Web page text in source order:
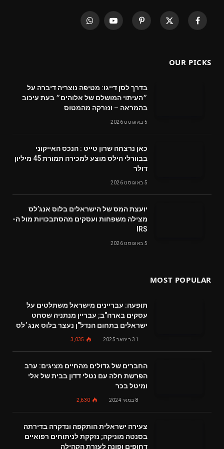
Facebook
X
Pinterest
YouTube
WhatsApp
OUR PICKS
בדרך לסן דייגו: מטיפה נוצריה דיברה על
״העיתוי המושלם של אלוהים״ בעת עיכוב
בהמראה – ונזרקה מהמטוס
5 באוגוסט 2026
‬דולר
5 באוגוסט 2026
‬מצילה‭ ‬משפחות‭ ‬ועסקים‭ ‬מהסתבכויות‭ ‬מול‭ ‬ה-
IRS
5 באוגוסט 2026
MOST POPULAR
תופעה: עבריינים מישראל משתלטים על
עסקים בארה"ב; עבריין מנתניה שסחט
ישראלים בתחום הנדל"ן נעצר בלוס אנג׳לס
31 בינואר 2025 3,035
החברים של גדולים מהחיים מציגים: ערב
הפרשת חלה עם נטלי דדון בבית של אלי
ומיטל בכר
8 במאי 2024 2,630
צעירה ישראלית הותקפה ונדקרה בדירתה
בסנטה מוניקה; נזקקת לניתוחים רפואיים
דחופים ופונה לעזרת הקהילה